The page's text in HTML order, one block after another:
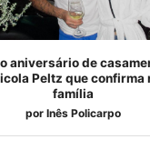
aniversário de
Peltz que confirma
família
por Inês Policarpo